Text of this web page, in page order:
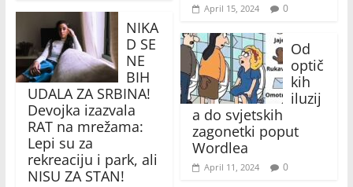
NIKA
D SE
NE
BIH
UDALA ZA SRBINA!
Devojka izazvala
RAT na mrežama:
Lepi su za
rekreaciju i park, ali
NISU ZA STAN!
April 15, 2024 0
Od
optič
kih
iluzij
a do svjetskih
zagonetki poput
Wordlea
April 11, 2024 0